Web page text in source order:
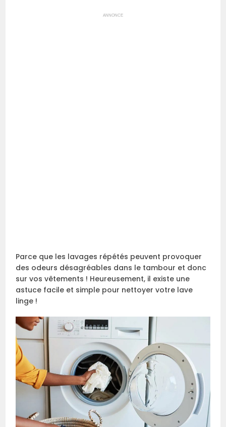
ANNONCE
Parce que les lavages répétés peuvent provoquer
des odeurs désagréables dans le tambour et donc
sur vos vêtements ! Heureusement, il existe une
astuce facile et simple pour nettoyer votre lave
linge !